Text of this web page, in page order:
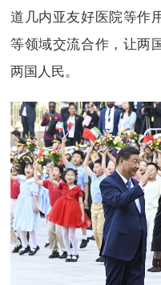
道几内亚友好医院等作
等领域交流合作，让两
两国人民。